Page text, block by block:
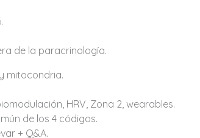
de la paracrinología.
mitocondria.
HRV, Zona 2, wearables.
de los 4 códigos.
+ Q&A.